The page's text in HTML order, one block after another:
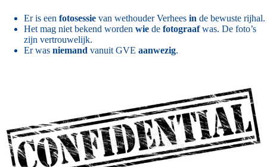
Er is een fotosessie van wethouder Verhees in de bewuste rijhal.
Het mag niet bekend worden wie de fotograafwas. De foto’s
zijn vertrouwelijk.
Er was niemand vanuit GVE aanwezig.